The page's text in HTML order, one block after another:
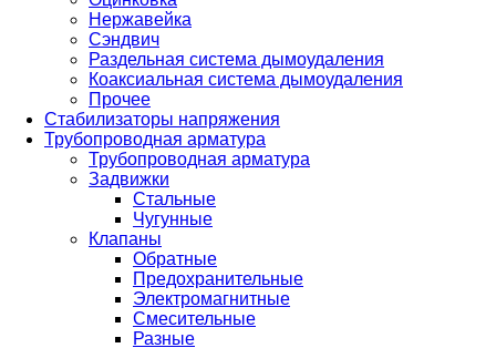
Нержавейка
Сэндвич
Раздельная система дымоудаления
Коаксиальная система дымоудаления
Прочее
Стабилизаторы напряжения
Трубопроводная арматура
Трубопроводная арматура
Задвижки
Стальные
Чугунные
Клапаны
Обратные
Предохранительные
Электромагнитные
Смесительные
Разные